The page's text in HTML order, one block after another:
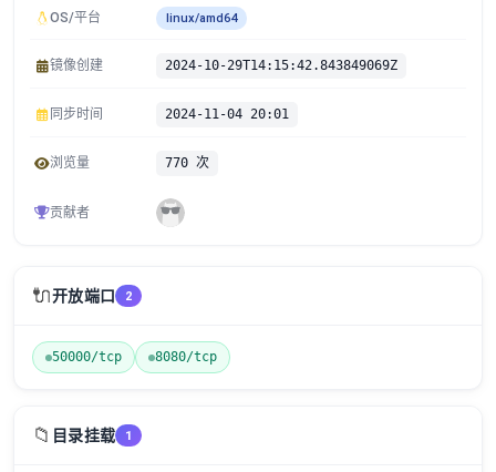
OS/平台 linux/amd64
镜像创建 2024-10-29T14:15:42.843849069Z
同步时间 2024-11-04 20:01
浏览量 770 次
贡献者
🔌开放端口 2
50000/tcp 8080/tcp
📁 目录挂载 1